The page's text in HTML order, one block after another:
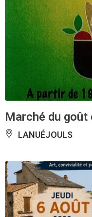
Marché du goût
LANUÉJOULS